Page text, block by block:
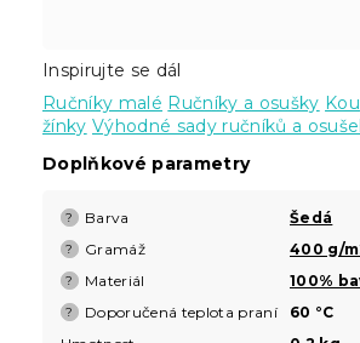
Inspirujte se dál
Ručníky malé Ručníky a osušky
žínky Výhodné sady ručníků a
Doplňkové parametry
? Barva Šedá
? Gramáž 400 g/
? Materiál 100%
? Doporučená teplota praní
60 °C